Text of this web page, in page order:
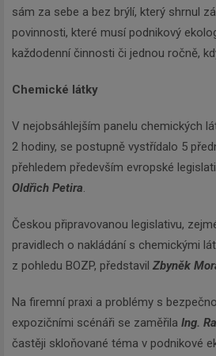
sám za sebe a bez brýlí, který shrnul
povinnosti, které musí podnikový
každodenní činnosti či jednou ročně,
Chemické látky
V nejobsáhlejším panelu chemických
2 hodiny, se postupně vystřídalo 5
přehledem především evropské
Oldřich Petira.
Českou připravovanou legislativu,
pravidlech o nakládání s chemickými
z pohledu BOZP, představil Zbyněk
Na firemní praxi a problémy s
expozičními scénáři se zaměřila Ing.
častěji skloňované téma v podnikové